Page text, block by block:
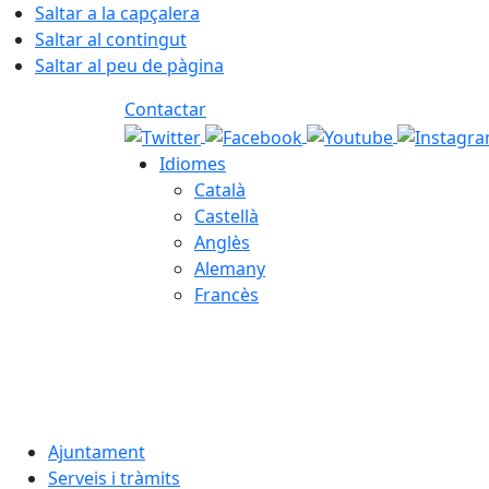
Saltar a la capçalera
Saltar al contingut
Saltar al peu de pàgina
Contactar
Idiomes
Català
Castellà
Anglès
Alemany
Francès
Ajuntament
Serveis i tràmits